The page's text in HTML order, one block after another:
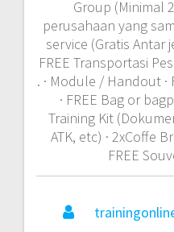
Group (Minimal
perusahaan yang
service (Gratis Antar
FREE Transportasi
. · Module / Handout ·
· FREE Bag or
Training Kit
ATK, etc) · 2xCoffe
FREE